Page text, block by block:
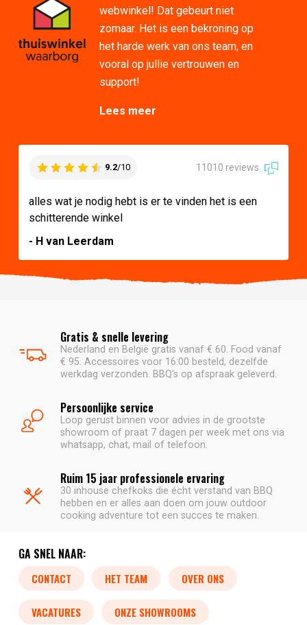
webwinkel! Dat gebeurt niet
zomaar. Het is een bekroning op
het harde werk van ons team, en
vooral op jullie vertrouwen en
support!
Lees meer
9.2/10 11010 reviews
alles wat je nodig hebt is er te vinden het is een
schitterende winkel
- H van Leerdam
Gratis & snelle levering
Nederland en België gratis vanaf € 60. Food vanaf
€ 95. Accessoires voor 16:00 besteld, dezelfde
werkdag verzonden. BBQ's op afspraak geleverd.
Persoonlijke service
Loop gerust binnen voor advies in de grootste
showroom of praat 7 dagen per week met ons via
whatsapp, chat, mail of telefoon.
Ruim 15 jaar professionele ervaring
30 inhouse chefkoks die écht verstand van BBQ
hebben en er alles aan doen om jouw outdoor
cooking adventure tot een succes te maken.
GA SNEL NAAR:
CONTACT HET TEAM OVER ONS
VACATURES ONZE SHOWROOMS